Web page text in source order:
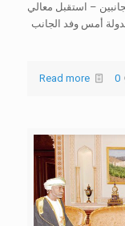
– استقبل معالي
أمس وفد الجانب
0
Read more